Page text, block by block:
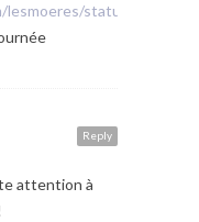
status/
Reply
attention à